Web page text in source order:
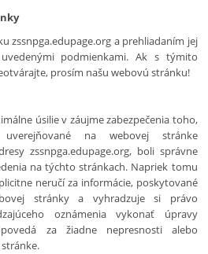
zssnpga.edupage.org a prehliadaním jej
podmienkami. Ak s týmito
prosím našu webovú stránku!
úsilie v záujme zabezpečenia toho,
na webovej stránke
zssnpga.edupage.org, boli správne
na týchto stránkach. Napriek tomu
neručí za informácie, poskytované
stránky a vyhradzuje si právo
oznámenia vykonať úpravy
za žiadne nepresnosti alebo